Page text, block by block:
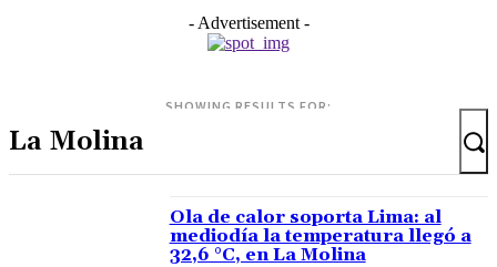
- Advertisement -
SHOWING RESULTS FOR:
Ola de calor soporta Lima: al
mediodía la temperatura llegó a
32,6 °C, en La Molina